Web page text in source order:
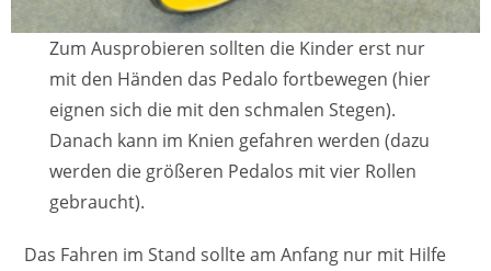
Zum Ausprobieren sollten die Kinder erst nur
mit den Händen das Pedalo fortbewegen (hier
eignen sich die mit den schmalen Stegen).
Danach kann im Knien gefahren werden (dazu
werden die größeren Pedalos mit vier Rollen
gebraucht).
Das Fahren im Stand sollte am Anfang nur mit Hilfe